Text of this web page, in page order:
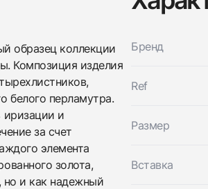
образец коллекции
Композиция изделия
белого перламутра.
иризации и
за счет
элемента
золота,
но и как надежный
Бренд
Ref
Размер
Вставка
эти часы
ваши контактные данные и мы
Vintage Alhambra Bracelet, 5
Vcarf48400
Новые Коробка + Документы
$7,450
ваши контактные данные и мы
Van Cleef & Arpels
Vintage Alhambra Bracelet, 5
Vcarf48400
Новые Коробка + Документы
$7,450